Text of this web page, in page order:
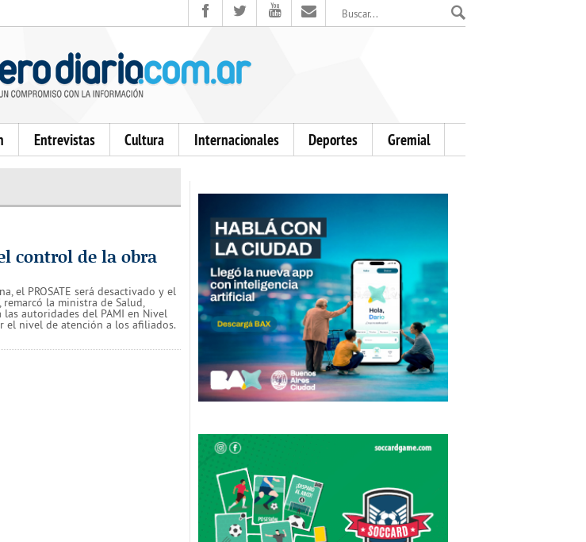
Entrevistas Cultura Internacionales Deportes Gremial
control de la obra
el PROSATE será desactivado y el
la ministra de Salud,
autoridades del PAMI en Nivel
el nivel de atención a los afiliados.